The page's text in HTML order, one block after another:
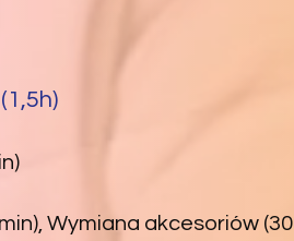
Wymiana akcesoriów